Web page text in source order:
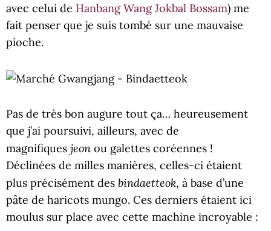
avec celui de Hanbang Wang Jokbal Bossam) me
fait penser que je suis tombé sur une mauvaise
pioche.
Pas de très bon augure tout ça… heureusement
que j’ai poursuivi, ailleurs, avec de
magnifiques jeon ou galettes coréennes !
Déclinées de milles manières, celles-ci étaient
plus précisément des bindaetteok, à base d’une
pâte de haricots mungo. Ces derniers étaient ici
moulus sur place avec cette machine incroyable :